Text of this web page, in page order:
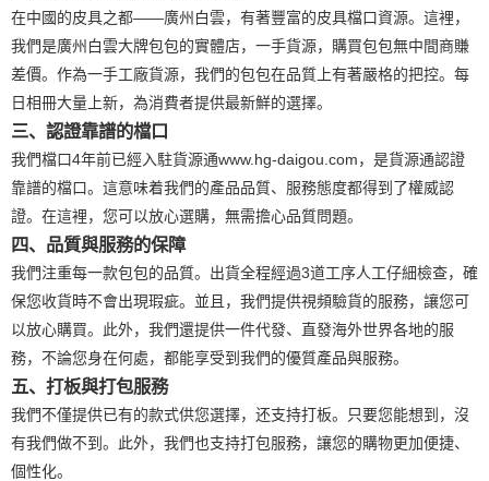
在中國的皮具之都——廣州白雲，有著豐富的皮具檔口資源。這裡，
我們是廣州白雲大牌包包的實體店，一手貨源，購買包包無中間商賺
差價。作為一手工廠貨源，我們的包包在品質上有著嚴格的把控。每
日相冊大量上新，為消費者提供最新鮮的選擇。
三、認證靠譜的檔口
我們檔口4年前已經入駐貨源通www.hg-daigou.com，是貨源通認證
靠譜的檔口。這意味着我們的產品品質、服務態度都得到了權威認
證。在這裡，您可以放心選購，無需擔心品質問題。
四、品質與服務的保障
我們注重每一款包包的品質。出貨全程經過3道工序人工仔細檢查，確
保您收貨時不會出現瑕疵。並且，我們提供視頻驗貨的服務，讓您可
以放心購買。此外，我們還提供一件代發、直發海外世界各地的服
務，不論您身在何處，都能享受到我們的優質產品與服務。
五、打板與打包服務
我們不僅提供已有的款式供您選擇，还支持打板。只要您能想到，沒
有我們做不到。此外，我們也支持打包服務，讓您的購物更加便捷、
個性化。